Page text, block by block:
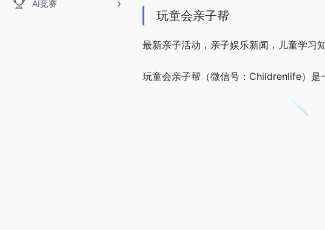
AI竞赛
玩童会亲子帮
最新亲子活动，亲子娱乐新闻，儿童学习
玩童会亲子帮（微信号：Childrenlife）是